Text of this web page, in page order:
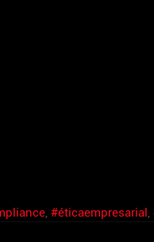
, #éticaempresarial ,